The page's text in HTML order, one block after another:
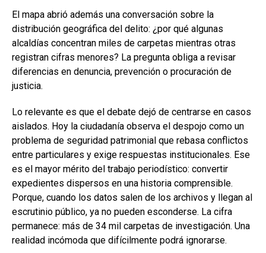
El mapa abrió además una conversación sobre la
distribución geográfica del delito: ¿por qué algunas
alcaldías concentran miles de carpetas mientras otras
registran cifras menores? La pregunta obliga a revisar
diferencias en denuncia, prevención o procuración de
justicia.
Lo relevante es que el debate dejó de centrarse en casos
aislados. Hoy la ciudadanía observa el despojo como un
problema de seguridad patrimonial que rebasa conflictos
entre particulares y exige respuestas institucionales. Ese
es el mayor mérito del trabajo periodístico: convertir
expedientes dispersos en una historia comprensible.
Porque, cuando los datos salen de los archivos y llegan al
escrutinio público, ya no pueden esconderse. La cifra
permanece: más de 34 mil carpetas de investigación. Una
realidad incómoda que difícilmente podrá ignorarse.